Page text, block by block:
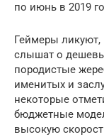
по июнь в 2019
Геймеры ликуют,
слышат о
породистые
именитых и
некоторые
бюджетные
высокую